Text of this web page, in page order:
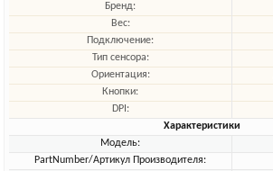
Бренд:
Вес:
Подключение:
Тип сенсора:
Ориентация:
Кнопки:
DPI:
Характеристики
Модель:
PartNumber/Артикул Производителя: